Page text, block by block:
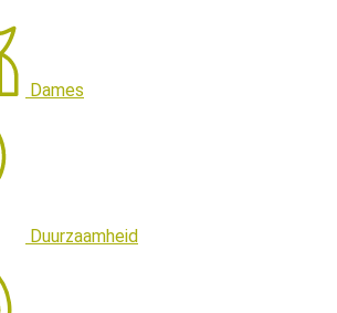
Dames
Duurzaamheid